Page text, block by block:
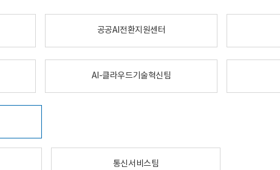
공공AI전환지원센터
AI-클라우드기술혁신팀
통신서비스팀